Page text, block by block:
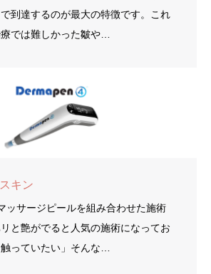
到達するのが最大の特徴です。これ
では難しかった皺や…
キン
ッサージピールを組み合わせた施術
と艶がでると人気の施術になってお
っていたい」そんな…